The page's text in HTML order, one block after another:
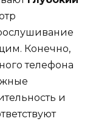
Конечно,
телефона
и